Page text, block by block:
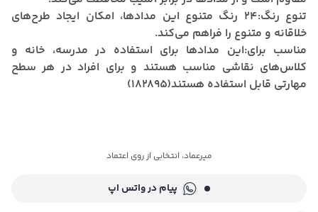
تنوع رنگ:
24 رنگ متنوع این مدادها، امکان ایجاد طرح‌های
خلاقانه و متنوع را فراهم می‌کند.
مناسب برای:این مدادها برای استفاده در مدرسه، خانه و
کلاس‌های نقاشی مناسب هستند و برای افراد در هر سطح
مهارتی قابل استفاده هستند(182895)
میرعماد، انتخابی از روی اعتماد
پیام در واتس اپ